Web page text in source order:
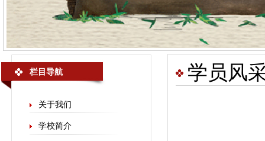
栏目导航
关于我们
学校简介
学员风